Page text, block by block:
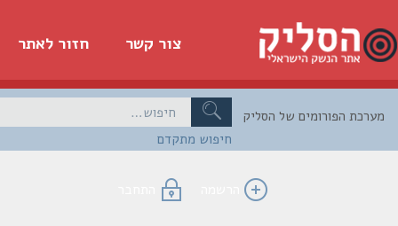
חזור לאתר צור קשר
חיפוש מתקדם
הפורומים של הסליק
הרשמה התחבר